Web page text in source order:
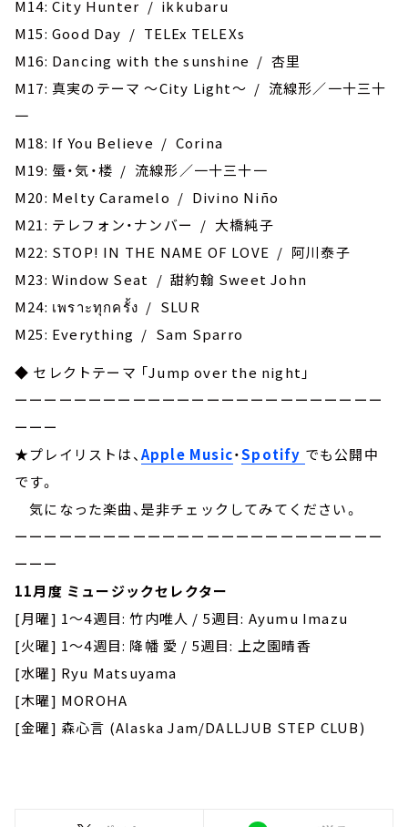
M14: City Hunter / ikkubaru
M15: Good Day / TELEx TELEXs
M16: Dancing with the sunshine / 杏里
M17: 真実のテーマ ～City Light～ / 流線形／一十三十
一
M18: If You Believe / Corina
M19: 蜃・気・楼 / 流線形／一十三十一
M20: Melty Caramelo / Divino Niño
M21: テレフォン・ナンバー / 大橋純子
M22: STOP! IN THE NAME OF LOVE / 阿川泰子
M23: Window Seat / 甜約翰 Sweet John
M24: เพราะทุกครั้ง / SLUR
M25: Everything / Sam Sparro
◆ セレクトテーマ 「Jump over the night」
ーーーーーーーーーーーーーーーーーーーーーーーーー
ーーー
★プレイリストは、Apple Music・Spotify でも公開中
です。
気になった楽曲、是非チェックしてみてください。
ーーーーーーーーーーーーーーーーーーーーーーーーー
ーーー
11月度 ミュージックセレクター
[月曜] 1～4週目: 竹内唯人 / 5週目: Ayumu Imazu
[火曜] 1～4週目: 降幡 愛 / 5週目: 上之園晴香
[水曜] Ryu Matsuyama
[木曜] MOROHA
[金曜] 森心言 (Alaska Jam/DALLJUB STEP CLUB)